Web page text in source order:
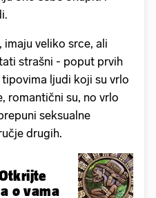
veliko srce, ali
strašni - poput prvih
ljudi koji su vrlo
romantični su, no vrlo
seksualne
drugih.
o vama